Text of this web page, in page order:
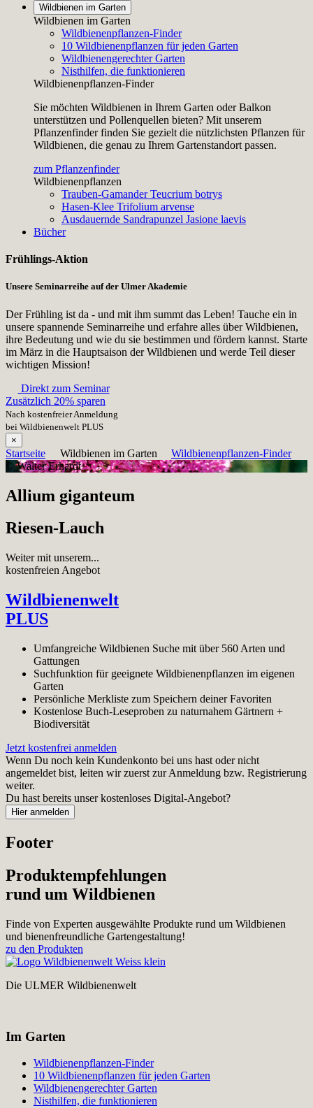
Wildbienen im Garten
Wildbienen im Garten
Wildbienenpflanzen-Finder
10 Wildbienenpflanzen für jeden Garten
Wildbienengerechter Garten
Nisthilfen, die funktionieren
Wildbienenpflanzen-Finder
Sie möchten Wildbienen in Ihrem Garten oder Balkon
unterstützen und Pollenquellen bieten? Mit unserem
Pflanzenfinder finden Sie gezielt die nützlichsten Pflanzen für
Wildbienen, die genau zu Ihrem Gartenstandort passen.
zum Pflanzenfinder
Wildbienenpflanzen
Trauben-Gamander Teucrium botrys
Hasen-Klee Trifolium arvense
Ausdauernde Sandrapunzel Jasione laevis
Bücher
Frühlings-Aktion
Unsere Seminarreihe auf der Ulmer Akademie
Der Frühling ist da - und mit ihm summt das Leben! Tauche ein in
unsere spannende Seminarreihe und erfahre alles über Wildbienen,
ihre Bedeutung und wie du sie bestimmen und fördern kannst. Starte
im März in die Hauptsaison der Wildbienen und werde Teil dieser
wichtigen Mission!
Direkt zum Seminar
Zusätzlich 20% sparen
Nach kostenfreier Anmeldung
bei Wildbienenwelt PLUS
×
Startseite Wildbienen im Garten
Wildbienenpflanzen-Finder
© Walter Erhardt
Allium giganteum
Riesen-Lauch
Weiter mit unserem...
kostenfreien Angebot
Wildbienenwelt
PLUS
Umfangreiche Wildbienen Suche mit über 560 Arten und
Gattungen
Suchfunktion für geeignete Wildbienenpflanzen im eigenen
Garten
Persönliche Merkliste zum Speichern deiner Favoriten
Kostenlose Buch-Leseproben zu naturnahem Gärtnern +
Biodiversität
Jetzt kostenfrei anmelden
Wenn Du noch kein Kundenkonto bei uns hast oder nicht
angemeldet bist, leiten wir zuerst zur Anmeldung bzw. Registrierung
weiter.
Du hast bereits unser kostenloses Digital-Angebot?
Footer
Produktempfehlungen
rund um Wildbienen
Finde von Experten ausgewählte Produkte rund um Wildbienen
und bienenfreundliche Gartengestaltung!
zu den Produkten
Die ULMER Wildbienenwelt
Im Garten
Wildbienenpflanzen-Finder
10 Wildbienenpflanzen für jeden Garten
Wildbienengerechter Garten
Nisthilfen, die funktionieren